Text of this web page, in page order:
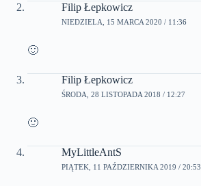
Filip Łepkowicz
NIEDZIELA, 15 MARCA 2020 / 11:36
🙂
Filip Łepkowicz
ŚRODA, 28 LISTOPADA 2018 / 12:27
🙂
MyLittleAntS
PIĄTEK, 11 PAŹDZIERNIKA 2019 / 20:53